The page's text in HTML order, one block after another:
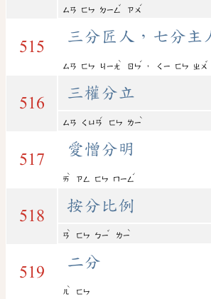
ㄙㄢ ㄈㄣ ㄉㄧㄥ
ˇ
ㄗㄨ
ˊ
515
三分匠人，七分主
ㄙㄢ ㄈㄣ ㄐㄧㄤ
ˋ
ㄖㄣ
ˊ
， ㄑㄧ ㄈㄣ ㄓㄨ
ˇ
516
三權分立
ㄙㄢ ㄑㄩㄢ
ˊ
ㄈㄣ ㄌㄧ
ˋ
517
愛憎分明
ㄞ
ˋ
ㄗㄥ ㄈㄣ ㄇㄧㄥ
ˊ
518
按分比例
ㄢ
ˋ
ㄈㄣ ㄅㄧ
ˇ
ㄌㄧ
ˋ
519
二分
ㄦ
ˋ
ㄈㄣ